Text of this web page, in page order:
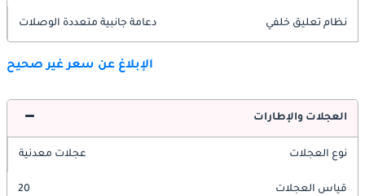
نظام تعليق خلفي دعامة جانبية متعددة الوصلات
الإبلاغ عن سعر غير صحيح
العجلات والإطارات
نوع العجلات عجلات معدنية
قياس العجلات 20